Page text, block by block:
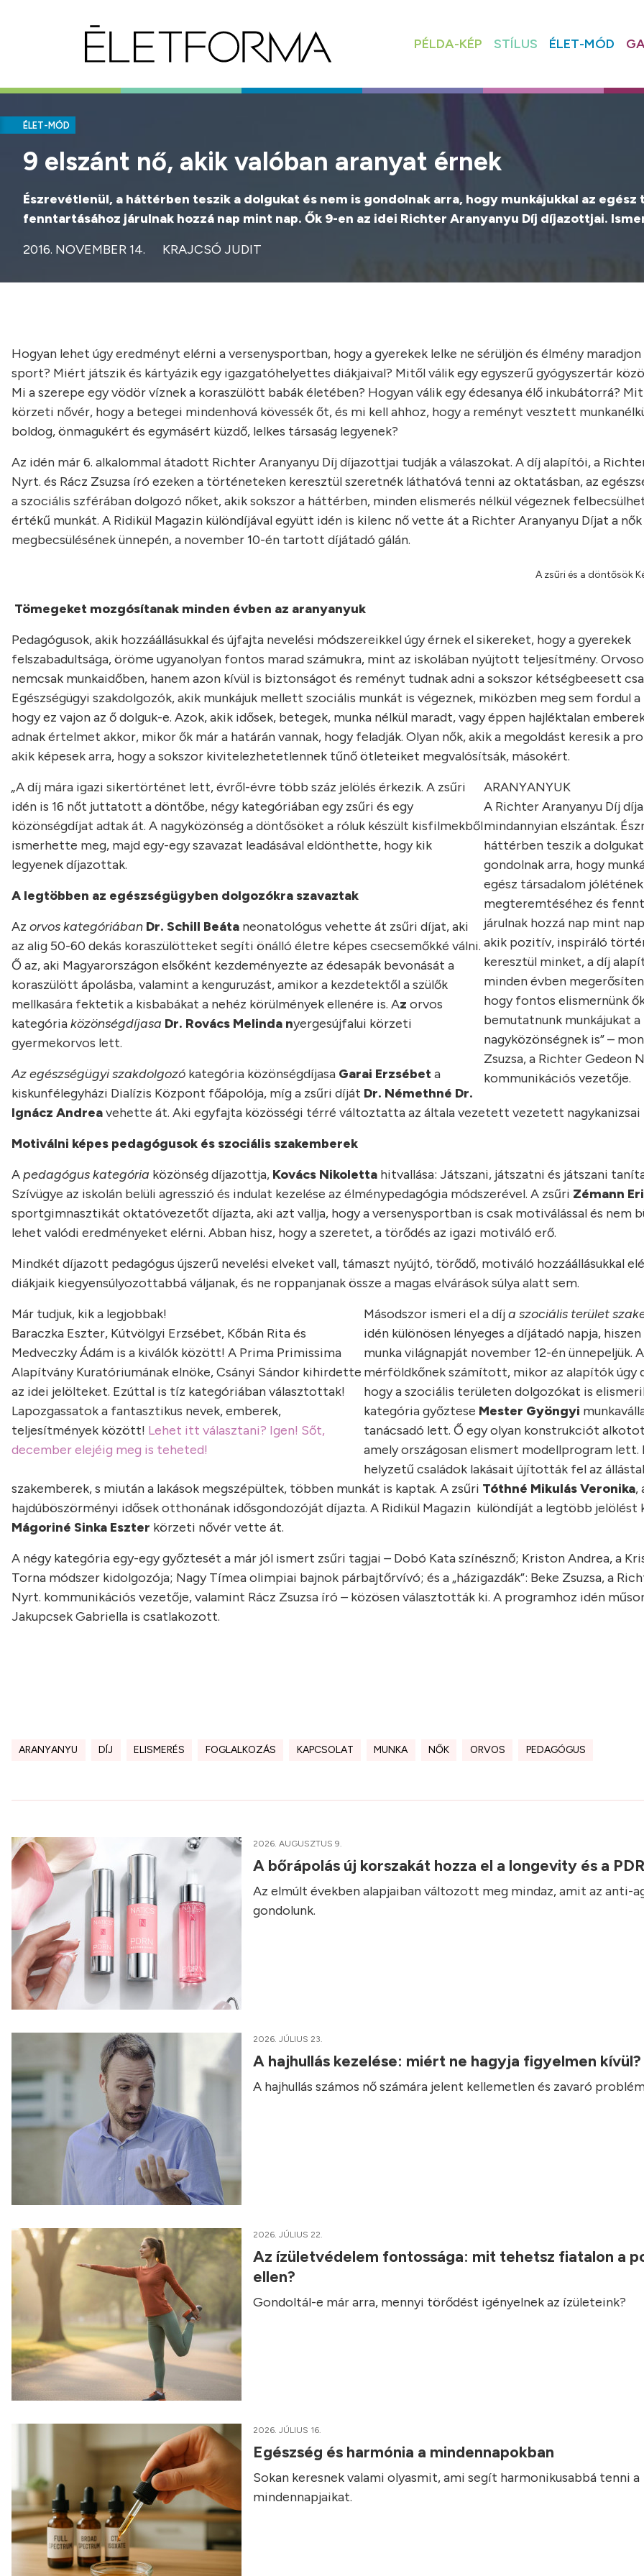
PÉLDA-KÉP STÍLUS ÉLET-MÓD
ÉLET-MÓD
9 elszánt nő, akik valóban aranyat érnek
Észrevétlenül, a háttérben teszik a dolgukat és nem is gondolnak arra, hogy munkájukkal az
fenntartásához járulnak hozzá nap mint nap. Ők 9-en az idei Richter Aranyanyu Díj díjazottjai.
2016. NOVEMBER 14.
KRAJCSÓ JUDIT
Hogyan lehet úgy eredményt elérni a versenysportban, hogy a gyerekek lelke ne sérüljön és élmény maradjon
sport? Miért játszik és kártyázik egy igazgatóhelyettes diákjaival? Mitől válik egy egyszerű gyógyszertár
Mi a szerepe egy vödör víznek a koraszülött babák életében? Hogyan válik egy édesanya élő inkubátorrá?
körzeti nővér, hogy a betegei mindenhová kövessék őt, és mi kell ahhoz, hogy a reményt vesztett
boldog, önmagukért és egymásért küzdő, lelkes társaság legyenek?
Az idén már 6. alkalommal átadott Richter Aranyanyu Díj díjazottjai tudják a válaszokat. A díj alapítói, a
Nyrt. és Rácz Zsuzsa író ezeken a történeteken keresztül szeretnék láthatóvá tenni az oktatásban, az
a szociális szférában dolgozó nőket, akik sokszor a háttérben, minden elismerés nélkül végeznek
értékű munkát. A Ridikül Magazin különdíjával együtt idén is kilenc nő vette át a Richter Aranyanyu Díjat a nők
megbecsülésének ünnepén, a november 10-én tartott díjátadó gálán.
A zsűri és a döntősök
Tömegeket mozgósítanak minden évben az aranyanyuk
Pedagógusok, akik hozzáállásukkal és újfajta nevelési módszereikkel úgy érnek el sikereket, hogy a gyerekek
felszabadultsága, öröme ugyanolyan fontos marad számukra, mint az iskolában nyújtott teljesítmény.
nemcsak munkaidőben, hanem azon kívül is biztonságot és reményt tudnak adni a sokszor kétségbeesett
Egészségügyi szakdolgozók, akik munkájuk mellett szociális munkát is végeznek, miközben meg sem fordul
hogy ez vajon az ő dolguk-e. Azok, akik idősek, betegek, munka nélkül maradt, vagy éppen hajléktalan
adnak értelmet akkor, mikor ők már a határán vannak, hogy feladják. Olyan nők, akik a megoldást keresik a
akik képesek arra, hogy a sokszor kivitelezhetetlennek tűnő ötleteiket megvalósítsák, másokért.
ARANYANYUK
A Richter Aranyanyu Díj
mindannyian elszántak.
háttérben teszik a
gondolnak arra, hogy
egész társadalom jólétének
megteremtéséhez és
járulnak hozzá nap mint
akik pozitív, inspiráló
keresztül minket, a díj
minden évben
hogy fontos elismernünk
bemutatnunk munkájukat a
nagyközönségnek is” –
Zsuzsa, a Richter Gedeon
kommunikációs vezetője.
„A díj mára igazi sikertörténet lett, évről-évre több száz jelölés érkezik. A zsűri
idén is 16 nőt juttatott a döntőbe, négy kategóriában egy zsűri és egy
közönségdíjat adtak át. A nagyközönség a döntősöket a róluk készült kisfilmekből
ismerhette meg, majd egy-egy szavazat leadásával eldönthette, hogy kik
legyenek díjazottak.
A legtöbben az egészségügyben dolgozókra szavaztak
Az orvos kategóriában Dr. Schill Beáta neonatológus vehette át zsűri díjat, aki
az alig 50-60 dekás koraszülötteket segíti önálló életre képes csecsemőkké válni.
Ő az, aki Magyarországon elsőként kezdeményezte az édesapák bevonását a
koraszülött ápolásba, valamint a kenguruzást, amikor a kezdetektől a szülők
mellkasára fektetik a kisbabákat a nehéz körülmények ellenére is. Az orvos
kategóriaközönségdíjasa Dr. Rovács Melinda nyergesújfalui körzeti
gyermekorvos lett.
Az egészségügyi szakdolgozó kategória közönségdíjasa Garai Erzsébeta
kiskunfélegyházi Dialízis Központ főápolója, míg a zsűri díját Dr. Némethné Dr.
Ignácz Andreavehette át. Aki egyfajta közösségi térré változtatta az általa vezetett vezetett nagykanizsai
Motiválni képes pedagógusok és szociális szakemberek
Apedagógus kategória közönség díjazottja, Kovács Nikoletta hitvallása: Játszani, játszatni és játszani
Szívügye az iskolán belüli agresszió és indulat kezelése az élménypedagógia módszerével. A zsűri Zémann
sportgimnasztikát oktatóvezetőt díjazta, aki azt vallja, hogy a versenysportban is csak motiválással és nem
lehet valódi eredményeket elérni. Abban hisz, hogy a szeretet, a törődés az igazi motiváló erő.
Mindkét díjazott pedagógus újszerű nevelési elveket vall, támaszt nyújtó, törődő, motiváló hozzáállásukkal
diákjaik kiegyensúlyozottabbá váljanak, és ne roppanjanak össze a magas elvárások súlya alatt sem.
Már tudjuk, kik a legjobbak!
Baraczka Eszter, Kútvölgyi Erzsébet, Kőbán Rita és
Medveczky Ádám is a kiválók között! A Prima Primissima
Alapítvány Kuratóriumának elnöke, Csányi Sándor kihirdette
az idei jelölteket. Ezúttal is tíz kategóriában választottak!
Lapozgassatok a fantasztikus nevek, emberek,
teljesítmények között! Lehet itt választani? Igen! Sőt,
december elejéig meg is teheted!
Másodszor ismeri el a díja szociális terület
idén különösen lényeges a díjátadó napja,
munka világnapját november 12-én ünnepeljük.
mérföldkőnek számított, mikor az alapítók
hogy a szociális területen dolgozókat is
kategória győztese Mester Gyöngyi
tanácsadó lett. Ő egy olyan konstrukciót
amely országosan elismert modellprogram lett.
helyzetű családok lakásait újították fel az
szakemberek, s miután a lakások megszépültek, többen munkát is kaptak. A zsűri Tóthné Mikulás Veronika,
hajdúböszörményi idősek otthonának idősgondozóját díjazta. A Ridikül Magazin különdíját a legtöbb jelölést
Mágoriné Sinka Eszter körzeti nővér vette át.
A négy kategória egy-egy győztesét a már jól ismert zsűri tagjai – Dobó Kata színésznő; Kriston Andrea, a
Torna módszer kidolgozója; Nagy Tímea olimpiai bajnok párbajtőrvívó; és a „házigazdák”: Beke Zsuzsa, a
Nyrt. kommunikációs vezetője, valamint Rácz Zsuzsa író – közösen választották ki. A programhoz idén
Jakupcsek Gabriella is csatlakozott.
ARANYANYU DÍJ ELISMERÉS FOGLALKOZÁS KAPCSOLAT MUNKA NŐK ORVOS PEDAGÓGUS
2026. AUGUSZTUS 9.
A bőrápolás új korszakát hozza el a longevity és a
Az elmúlt években alapjaiban változott meg mindaz, amit az anti-
gondolunk.
2026. JÚLIUS 23.
A hajhullás kezelése: miért ne hagyja figyelmen kívül?
A hajhullás számos nő számára jelent kellemetlen és zavaró
2026. JÚLIUS 22.
Az ízületvédelem fontossága: mit tehetsz fiatalon a
ellen?
Gondoltál-e már arra, mennyi törődést igényelnek az ízületeink?
2026. JÚLIUS 16.
Egészség és harmónia a mindennapokban
Sokan keresnek valami olyasmit, ami segít harmonikusabbá tenni a
mindennapjaikat.